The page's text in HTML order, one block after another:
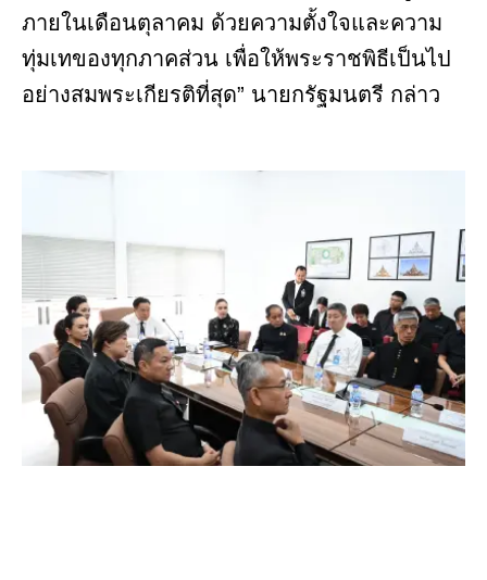
ภายในเดือนตุลาคม ด้วยความตั้งใจและความ
ทุ่มเทของทุกภาคส่วน เพื่อให้พระราชพิธีเป็นไป
อย่างสมพระเกียรติที่สุด” นายกรัฐมนตรี กล่าว